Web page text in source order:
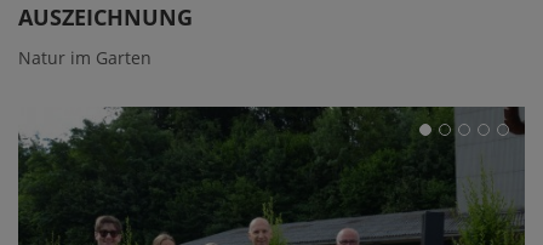
AUSZEICHNUNG
Natur im Garten